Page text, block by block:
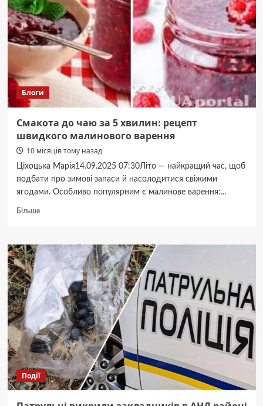
“безкоштовну”
допомогу
“Громадської
сили”
пенсіонерам
Блоги
Смакота до чаю за 5 хвилин: рецепт
швидкого малинового варення
10 місяців тому назад
Ціхоцька Марія14.09.2025 07:30Літо — найкращий час, щоб
подбати про зимові запаси й насолодитися свіжими
ягодами. Особливо популярним є малинове варення:...
БільшеДокладніше
хвилин:
рецепт
швидкого
малинового
варення
Події